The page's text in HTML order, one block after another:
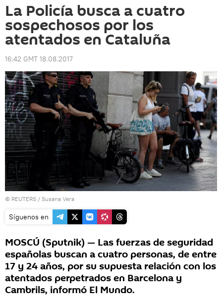
La Policía busca a cuatro
sospechosos por los
atentados en Cataluña
16:42 GMT 18.08.2017
© REUTERS / Susana Vera
Síguenos en
MOSCÚ (Sputnik) — Las fuerzas de seguridad
españolas buscan a cuatro personas, de entre
17 y 24 años, por su supuesta relación con los
atentados perpetrados en Barcelona y
Cambrils, informó El Mundo.